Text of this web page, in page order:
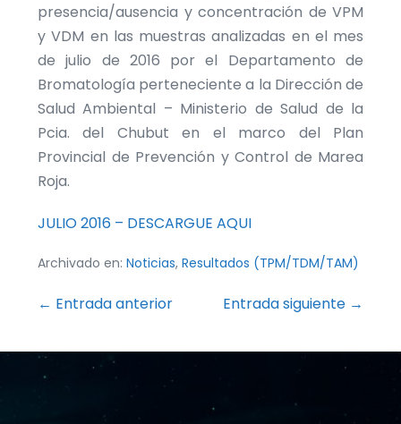
presencia/ausencia y concentración de VPM
y VDM en las muestras analizadas en el mes
de julio de 2016 por el Departamento de
Bromatología perteneciente a la Dirección de
Salud Ambiental – Ministerio de Salud de la
Pcia. del Chubut en el marco del Plan
Provincial de Prevención y Control de Marea
Roja.
JULIO 2016 – DESCARGUE AQUI
b
o
d
Archivado en: Noticias, Resultados (TPM/TDM/TAM)
Navegación
entradas
← Entrada anterior Entrada siguiente →